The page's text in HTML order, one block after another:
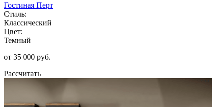
Гостиная Перт
Стиль:
Классический
Цвет:
Темный
от 35 000 руб.
Рассчитать